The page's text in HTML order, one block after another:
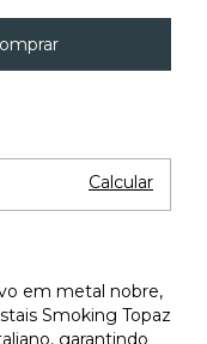
Calcular
em metal nobre,
Smoking Topaz
garantindo